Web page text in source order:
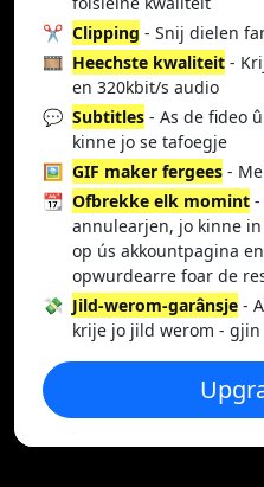
✂️ Clipping - Snij dielen
🎞️ Heechste kwaliteit -
en 320kbit/s audio
💬 Subtitles - As de fideo
kinne jo se tafoegje
🖼️ GIF maker fergees -
📆 Ofbrekke elk momint
annulearjen, jo kinne
op ús akkountpagina
opwurdearre foar de
💸 Jild-werom-garânsje -
krije jo jild werom -